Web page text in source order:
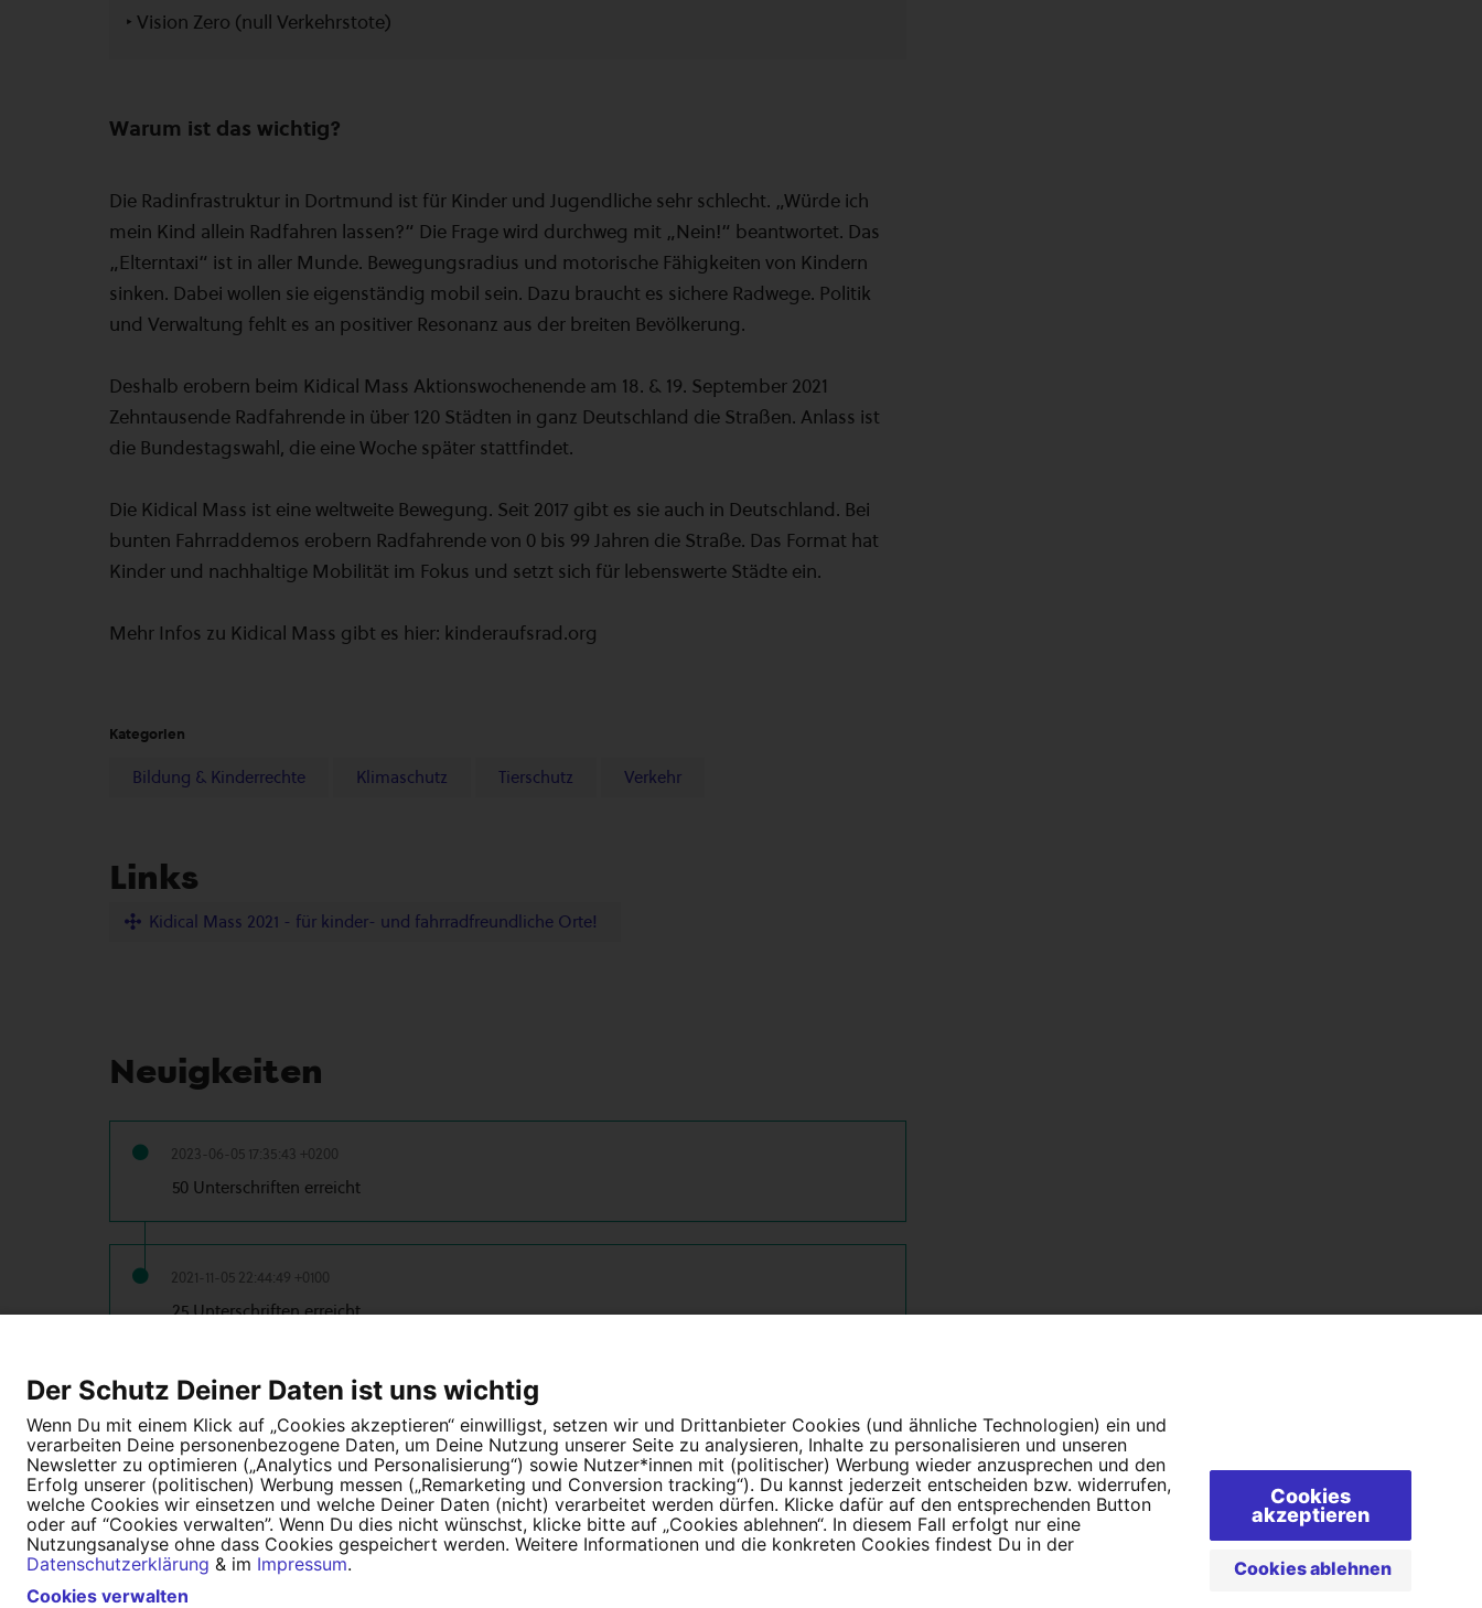
‣ Vision Zero (null Verkehrstote)
Warum ist das wichtig?
Die Radinfrastruktur in Dortmund ist für Kinder und Jugendliche sehr schlecht. „Würde ich
mein Kind allein Radfahren lassen?“ Die Frage wird durchweg mit „Nein!“ beantwortet. Das
„Elterntaxi“ ist in aller Munde. Bewegungsradius und motorische Fähigkeiten von Kindern
sinken. Dabei wollen sie eigenständig mobil sein. Dazu braucht es sichere Radwege. Politik
und Verwaltung fehlt es an positiver Resonanz aus der breiten Bevölkerung.
Deshalb erobern beim Kidical Mass Aktionswochenende am 18. & 19. September 2021
Zehntausende Radfahrende in über 120 Städten in ganz Deutschland die Straßen. Anlass ist
die Bundestagswahl, die eine Woche später stattfindet.
Die Kidical Mass ist eine weltweite Bewegung. Seit 2017 gibt es sie auch in Deutschland. Bei
bunten Fahrraddemos erobern Radfahrende von 0 bis 99 Jahren die Straße. Das Format hat
Kinder und nachhaltige Mobilität im Fokus und setzt sich für lebenswerte Städte ein.
Mehr Infos zu Kidical Mass gibt es hier: kinderaufsrad.org
Kategorien
Bildung & Kinderrechte Klimaschutz Tierschutz Verkehr
Links
Kidical Mass 2021 - für kinder- und fahrradfreundliche Orte!
Neuigkeiten
2023-06-05 17:35:43 +0200
50 Unterschriften erreicht
2021-11-05 22:44:49 +0100
25 Unterschriften erreicht
2021-10-04 21:08:55 +0200
10 Unterschriften erreicht
Tipps für deine Petition Darum WeAct Partnerprogramm Erfolgreiche Petitionen
FAQs
Nutzungsbedingungen
Der Schutz Deiner Daten ist uns wichtig
Wenn Du mit einem Klick auf „Cookies akzeptieren“ einwilligst, setzen wir und Drittanbieter Cookies (und ähnliche Technologien) ein und
verarbeiten Deine personenbezogene Daten, um Deine Nutzung unserer Seite zu analysieren, Inhalte zu personalisieren und unseren
Newsletter zu optimieren („Analytics und Personalisierung“) sowie Nutzer*innen mit (politischer) Werbung wieder anzusprechen und den
Erfolg unserer (politischen) Werbung messen („Remarketing und Conversion tracking“). Du kannst jederzeit entscheiden bzw. widerrufen,
welche Cookies wir einsetzen und welche Deiner Daten (nicht) verarbeitet werden dürfen. Klicke dafür auf den entsprechenden Button
oder auf “Cookies verwalten”. Wenn Du dies nicht wünschst, klicke bitte auf „Cookies ablehnen“. In diesem Fall erfolgt nur eine
Nutzungsanalyse ohne dass Cookies gespeichert werden. Weitere Informationen und die konkreten Cookies findest Du in der
Datenschutzerklärung & im Impressum.
Cookies
akzeptieren
Cookies ablehnen
Cookies verwalten